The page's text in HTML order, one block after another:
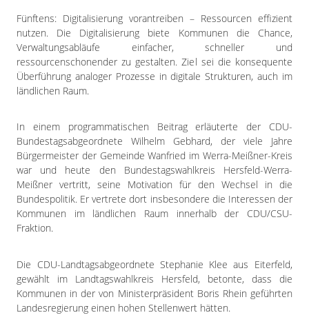
Fünftens: Digitalisierung vorantreiben – Ressourcen effizient
nutzen. Die Digitalisierung biete Kommunen die Chance,
Verwaltungsabläufe einfacher, schneller und
ressourcenschonender zu gestalten. Ziel sei die konsequente
Überführung analoger Prozesse in digitale Strukturen, auch im
ländlichen Raum.
In einem programmatischen Beitrag erläuterte der CDU-
Bundestagsabgeordnete Wilhelm Gebhard, der viele Jahre
Bürgermeister der Gemeinde Wanfried im Werra-Meißner-Kreis
war und heute den Bundestagswahlkreis Hersfeld-Werra-
Meißner vertritt, seine Motivation für den Wechsel in die
Bundespolitik. Er vertrete dort insbesondere die Interessen der
Kommunen im ländlichen Raum innerhalb der CDU/CSU-
Fraktion.
Die CDU-Landtagsabgeordnete Stephanie Klee aus Eiterfeld,
gewählt im Landtagswahlkreis Hersfeld, betonte, dass die
Kommunen in der von Ministerpräsident Boris Rhein geführten
Landesregierung einen hohen Stellenwert hätten.